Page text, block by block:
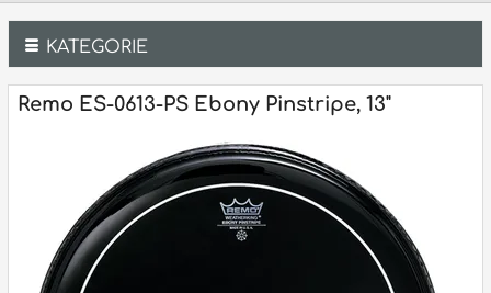
KATEGORIE
Bicí
Kytary a strunné nástroje
Dechy
Remo ES-0613-PS Ebony Pinstripe, 13"